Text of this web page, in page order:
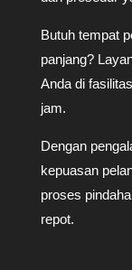
Butuh tempat
panjang?
Anda di
jam.
Dengan
kepuasan
proses
repot.